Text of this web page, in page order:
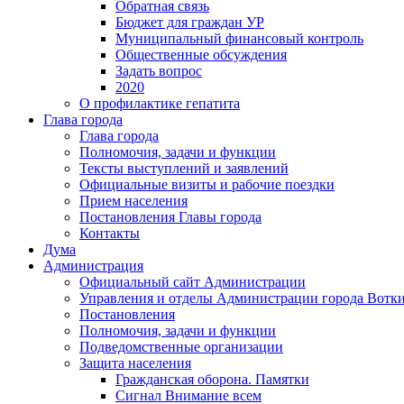
Обратная связь
Бюджет для граждан УР
Муниципальный финансовый контроль
Общественные обсуждения
Задать вопрос
2020
О профилактике гепатита
Глава города
Глава города
Полномочия, задачи и функции
Тексты выступлений и заявлений
Официальные визиты и рабочие поездки
Прием населения
Постановления Главы города
Контакты
Дума
Администрация
Официальный сайт Администрации
Управления и отделы Администрации города
Постановления
Полномочия, задачи и функции
Подведомственные организации
Защита населения
Гражданская оборона. Памятки
Сигнал Внимание всем